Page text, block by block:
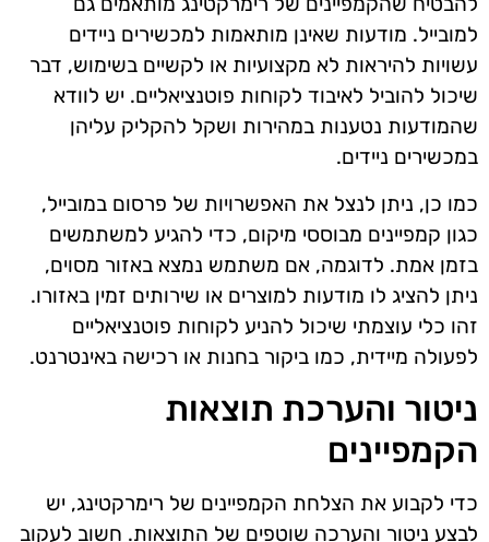
למובייל. מודעות שאינן מותאמות למכשירים ניידים
עשויות להיראות לא מקצועיות או לקשיים בשימוש, דבר
שיכול להוביל לאיבוד לקוחות פוטנציאליים. יש לוודא
שהמודעות נטענות במהירות ושקל להקליק עליהן
במכשירים ניידים.
כמו כן, ניתן לנצל את האפשרויות של פרסום במובייל,
כגון קמפיינים מבוססי מיקום, כדי להגיע למשתמשים
בזמן אמת. לדוגמה, אם משתמש נמצא באזור מסוים,
ניתן להציג לו מודעות למוצרים או שירותים זמין באזורו.
זהו כלי עוצמתי שיכול להניע לקוחות פוטנציאליים
לפעולה מיידית, כמו ביקור בחנות או רכישה באינטרנט.
ניטור והערכת תוצאות
הקמפיינים
כדי לקבוע את הצלחת הקמפיינים של רימרקטינג, יש
לבצע ניטור והערכה שוטפים של התוצאות. חשוב לעקוב